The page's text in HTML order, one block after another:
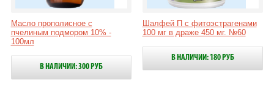
Масло прополисное с
пчелиным подмором 10% -
100мл
В НАЛИЧИИ: 300 РУБ
Шалфей П с фитоэстрагенами
100 мг в драже 450 мг. №60
В НАЛИЧИИ: 180 РУБ